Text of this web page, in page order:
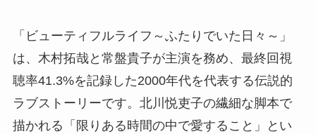
「ビューティフルライフ～ふたりでいた日々～」
は、木村拓哉と常盤貴子が主演を務め、最終回視
聴率41.3%を記録した2000年代を代表する伝説的
ラブストーリーです。北川悦吏子の繊細な脚本で
描かれる「限りある時間の中で愛すること」とい